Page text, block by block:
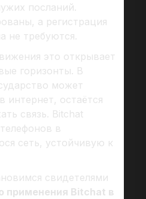
посланий.
а регистрация
не требуются.
это открывает
горизонты. В
может
интернет, остаётся
связь. Bitchat
в
сеть, устойчивую к
свидетелями
применения Bitchat в